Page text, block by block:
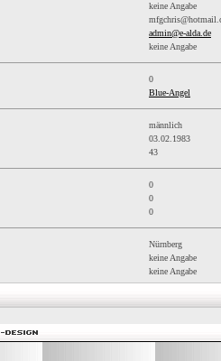
keine Angabe
admin@e-alda.de
keine Angabe
0
Blue-Angel
männlich
03.02.1983
43
0
0
0
Nürnberg
keine Angabe
keine Angabe